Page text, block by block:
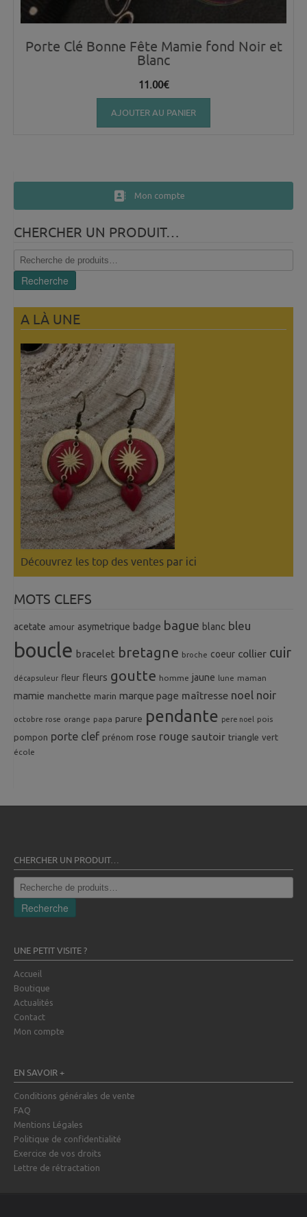
Porte Clé Bonne Fête Mamie fond Noir et
Blanc
11.00€
AJOUTER AU PANIER
Mon compte
CHERCHER UN PRODUIT…
Recherche
pour :
Recherche
A LÀ UNE
Découvrez les top des ventes par ici
MOTS CLEFS
acetate amour asymetrique badge bague blanc bleu
boucle bracelet bretagne broche coeur collier cuir
décapsuleur fleur fleurs goutte homme jaune lune maman
mamie manchette marin marque page maîtresse noel noir
octobre rose orange papa parure pendante pere noel pois
pompon porte clef prénom rose rouge sautoir triangle vert
école
CHERCHER UN PRODUIT…
Recherche
pour :
Recherche
UNE PETIT VISITE ?
Accueil
Boutique
Actualités
Contact
Mon compte
EN SAVOIR +
Conditions générales de vente
FAQ
Mentions Légales
Politique de confidentialité
Exercice de vos droits
Lettre de rétractation